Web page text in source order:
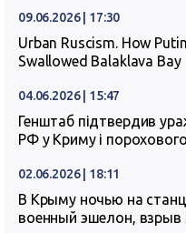
09.06.2026 | 17:30
Urban Ruscism. How
Swallowed Balaklava Bay
04.06.2026 | 15:47
Генштаб підтвердив
РФ у Криму і
02.06.2026 | 18:11
В Крыму ночью на
военный эшелон, взрыв